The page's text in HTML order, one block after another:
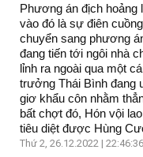
Phương án địch hoảng
vào đó là sự điên
chuyển sang phương
đang tiến tới ngôi nhà
lỉnh ra ngoài qua một
trưởng Thái Bình đang
giơ khẩu côn nhằm
bất chợt đó, Hón vội
tiêu diệt được Hùng
Thứ 2, 26.12.2022 | 22:46:36